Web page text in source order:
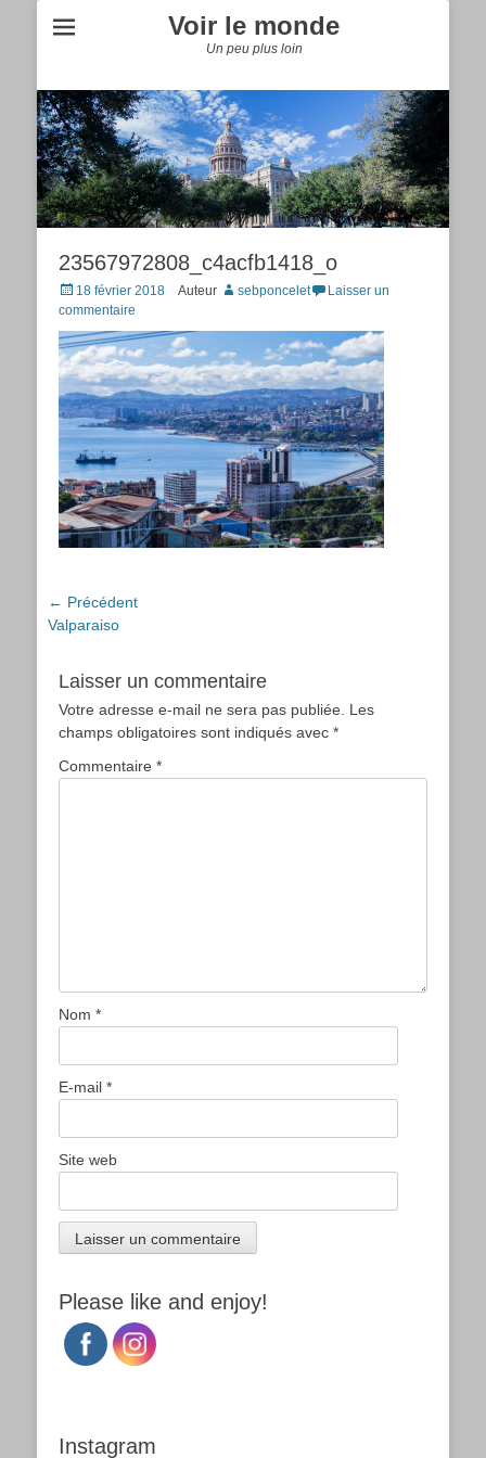
Voir le monde
Un peu plus loin
23567972808_c4acfb1418_o
Posted
on
18 février 2018 Auteur sebponcelet
Laisser un
commentaire
Navigation
de
← Précédent
Article
Valparaiso
Laisser un commentaire
Votre adresse e-mail ne sera pas publiée.
Les
champs obligatoires sont indiqués avec *
Commentaire *
Nom *
E-mail *
Site web
Please like and enjoy!
Instagram